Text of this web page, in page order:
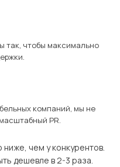
так, чтобы максимально
компаний, мы не
PR.
чем у конкурентов.
дешевле в 2-3 раза.